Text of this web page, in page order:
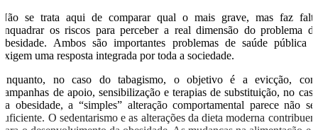
Não se trata aqui de comparar qual o mais grave, mas faz falta
enquadrar os riscos para perceber a real dimensão do problema da
obesidade. Ambos são importantes problemas de saúde pública e
exigem uma resposta integrada por toda a sociedade.
Enquanto, no caso do tabagismo, o objetivo é a evicção, com
campanhas de apoio, sensibilização e terapias de substituição, no caso
da obesidade, a “simples” alteração comportamental parece não ser
suficiente. O sedentarismo e as alterações da dieta moderna contribuem